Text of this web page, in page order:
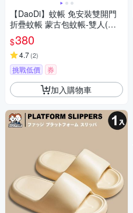
【DaoDi】蚊帳 免安裝雙開門
折疊蚊帳 蒙古包蚊帳-雙人(附
收納袋 雙開門宿舍蚊帳 摺疊蚊
帳)
$380
4.7(2)
挑戰低價 券
加入購物車